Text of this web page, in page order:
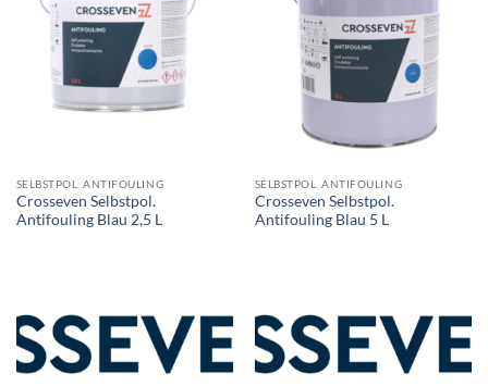
SELBSTPOL. ANTIFOULING
Crosseven Selbstpol.
Antifouling Blau 2,5 L
SELBSTPOL. ANTIFOULING
Crosseven Selbstpol.
Antifouling Blau 5 L